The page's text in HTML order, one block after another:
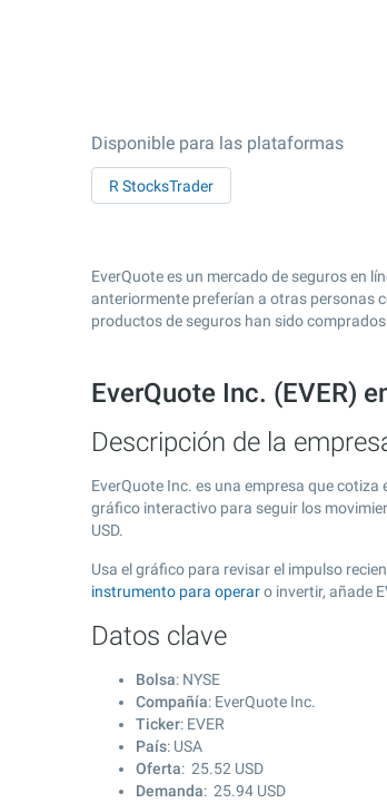
Disponible para las plataformas
R StocksTrader
EverQuote es un mercado de seguros en
anteriormente preferían a otras personas
productos de seguros han sido
EverQuote Inc. (EVER)
Descripción de la
EverQuote Inc. es una empresa que cotiza
gráfico interactivo para seguir los
USD.
Usa el gráfico para revisar el impulso
instrumento para operaro invertir, añade
Datos clave
Bolsa: NYSE
Compañía: EverQuote Inc.
Ticker: EVER
País: USA
Oferta: 25.52 USD
Demanda: 25.94 USD